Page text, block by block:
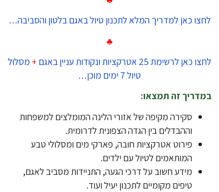
כאן למדריך המלא לתכנון טיול באגם בלטון והסביבה…
כאן לרשימת 25 אטרקציות ונקודות עניין באגם
+מסלול
טיול 7 ימים מוכן…
זה תמצאו:
​סקירה מקיפה של אזורי הלינה המומלצים למשפחות
וההבדלים בין הגדה הצפונית לדרומית.
​פירוט אטרקציות חובה, פארקי מים ומסלולי טבע
המותאמים לטיול עם ילדים.
​מידע חשוב על דרכי הגעה, התניידות מסביב לאגם,
טיפים מקומיים לתכנון יעיל ועוד.